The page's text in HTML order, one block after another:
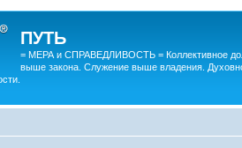
ПУТЬ
= МЕРА и СПРАВЕДЛИВОСТЬ = Коллективное
выше закона. Служение выше владения.